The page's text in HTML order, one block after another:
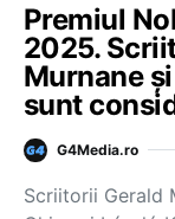
Premiul
2025.
Murnane
sunt
G4Media.ro
Scriitorii Gerald